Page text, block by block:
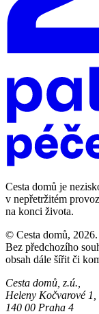
Cesta domů je
v nepřetržitém
na konci života.
© Cesta domů,
Bez předchozího
obsah dále šířit či
Cesta domů, z.ú.,
Heleny Kočvarové 1,
140 00 Praha 4